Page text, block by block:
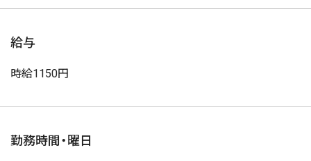
給与
時給1150円
勤務時間・曜日